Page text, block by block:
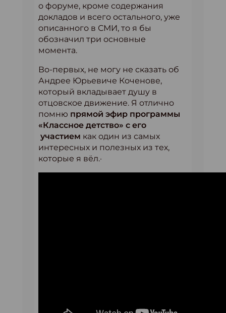
о форуме, кроме содержания
докладов и всего остального, уже
описанного в СМИ, то я бы
обозначил три основные
момента.
Во-первых, не могу не сказать об
Андрее Юрьевиче Коченове,
который вкладывает душу в
отцовское движение. Я отлично
помню прямой эфир программы
«Классное детство» с его
участием как один из самых
интересных и полезных из тех,
которые я вёл.·